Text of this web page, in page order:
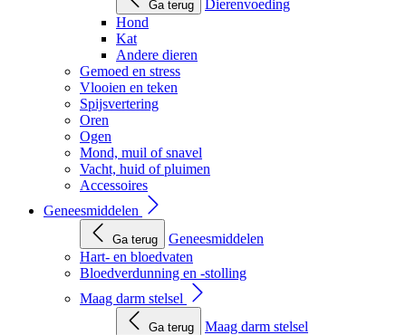
Ga terug
Dierenvoeding
Hond
Kat
Andere dieren
Gemoed en stress
Vlooien en teken
Spijsvertering
Oren
Ogen
Mond, muil of snavel
Vacht, huid of pluimen
Accessoires
Geneesmiddelen
Ga terug
Geneesmiddelen
Hart- en bloedvaten
Bloedverdunning en -stolling
Maag darm stelsel
Ga terug
Maag darm stelsel